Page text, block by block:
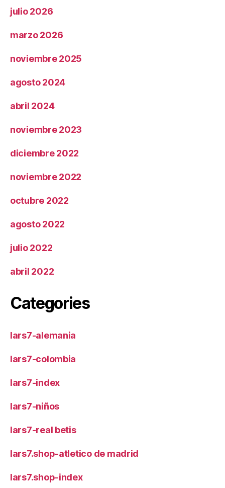
julio 2026
marzo 2026
noviembre 2025
agosto 2024
abril 2024
noviembre 2023
diciembre 2022
noviembre 2022
octubre 2022
agosto 2022
julio 2022
abril 2022
Categories
lars7-alemania
lars7-colombia
lars7-index
lars7-niños
lars7-real betis
lars7.shop-atletico de madrid
lars7.shop-index